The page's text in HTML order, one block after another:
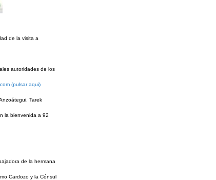
de la visita a
autoridades de los
(pulsar aqui)
Tarek
la bienvenida a 92
de la hermana
Cardozo y la Cónsul